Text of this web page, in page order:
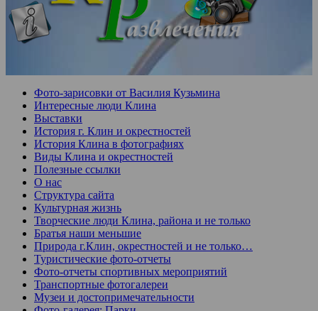
Фото-зарисовки от Василия Кузьмина
Интересные люди Клина
Выставки
История г. Клин и окрестностей
История Клина в фотографиях
Виды Клина и окрестностей
Полезные ссылки
О нас
Структура сайта
Культурная жизнь
Творческие люди Клина, района и не только
Братья наши меньшие
Природа г.Клин, окрестностей и не только…
Туристические фото-отчеты
Фото-отчеты спортивных мероприятий
Транспортные фотогалереи
Музеи и достопримечательности